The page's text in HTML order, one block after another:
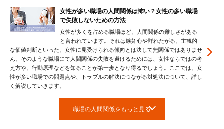
女性が多い職場の人間関係は怖い？女性の多い職場
で失敗しないための方法
女性が多くを占める職場ほど、人間関係の難しさがある
と言われています。それは嫉妬心や群れたがる、主観的
な価値判断といった、女性に見受けられる傾向とは決して無関係ではありませ
ん。そのような職場にて人間関係の失敗を避けるためには、女性ならではの考
え方や、行動原理などを知ることが第一歩となり得るでしょう。ここでは、女
性が多い職場での問題点や、トラブルの解決につながる対処法について、詳し
く解説していきます。
職場の人間関係をもっと見る